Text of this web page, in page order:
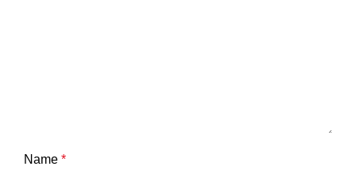
Name *